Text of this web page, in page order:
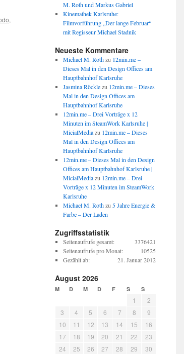
,
M. Roth und Markus Gabriel
Kinemathek Karlsruhe:
Filmvorführung „Der lange Februar“
mit Regisseur Michael Stadnik
Neueste Kommentare
Michael M. Rothzu 12min.me –
Dieses Mal in den Design Offices am
Hauptbahnhof Karlsruhe
Jasmina Röcklezu 12min.me – Dieses
Mal in den Design Offices am
Hauptbahnhof Karlsruhe
12min.me – Drei Vorträge x 12
Minuten im SteamWork Karlsruhe |
MicialMediazu 12min.me – Dieses
Mal in den Design Offices am
Hauptbahnhof Karlsruhe
12min.me – Dieses Mal in den Design
Offices am Hauptbahnhof Karlsruhe |
MicialMediazu 12min.me – Drei
Vorträge x 12 Minuten im SteamWork
Karlsruhe
Michael M. Rothzu 5 Jahre Energie &
Farbe – Der Laden
Zugriffsstatistik
3376421
Seitenaufrufe gesamt:
10525
Seitenaufrufe pro Monat:
21. Januar 2012
Gezählt ab:
August 2026
M D M D F S S
1
2
3
4 5 6 7 8
9
10
11 12 13 14 15
16
17
18 19 20 21 22
23
24
25 26 27 28 29
30